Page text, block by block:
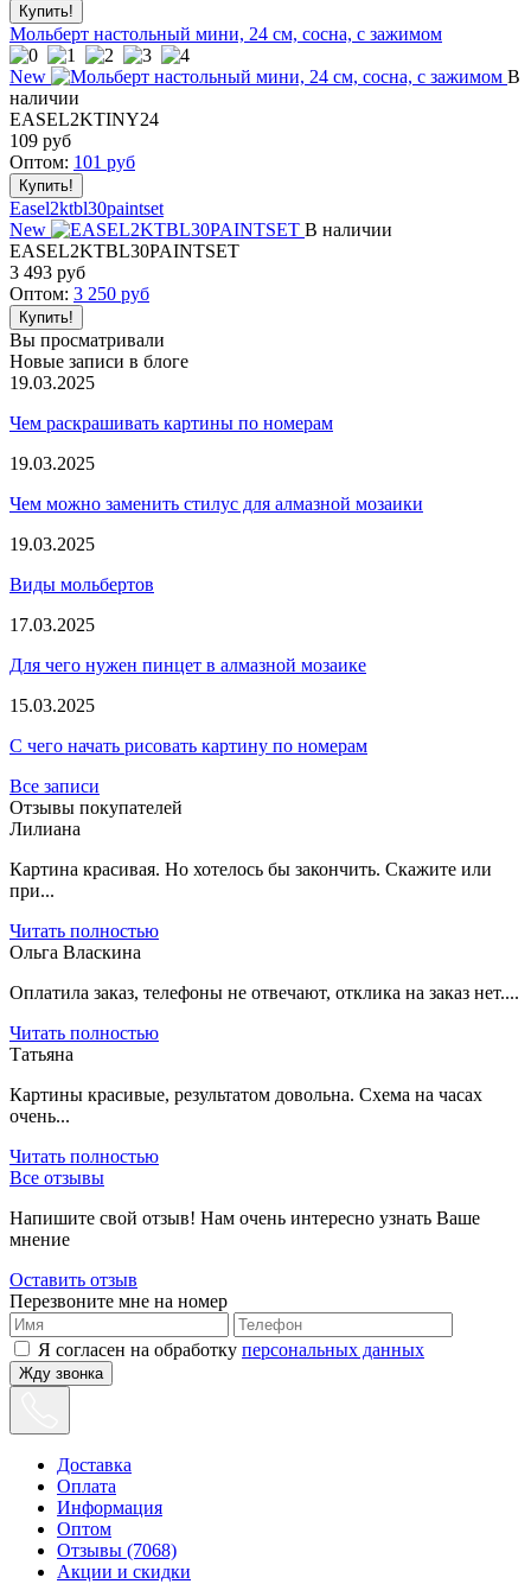
Мольберт настольный мини, 24 см, сосна, с зажимом
New
В
наличии
EASEL2KTINY24
109 руб
Оптом: 101 руб
Easel2ktbl30paintset
New
В наличии
EASEL2KTBL30PAINTSET
3 493 руб
Оптом: 3 250 руб
Вы просматривали
Новые записи в блоге
19.03.2025
Чем раскрашивать картины по номерам
19.03.2025
Чем можно заменить стилус для алмазной мозаики
19.03.2025
Виды мольбертов
17.03.2025
Для чего нужен пинцет в алмазной мозаике
15.03.2025
С чего начать рисовать картину по номерам
Все записи
Отзывы покупателей
Лилиана
Картина красивая. Но хотелось бы закончить. Скажите или
при...
Читать полностью
Ольга Власкина
Оплатила заказ, телефоны не отвечают, отклика на заказ нет....
Читать полностью
Татьяна
Картины красивые, результатом довольна. Схема на часах
очень...
Читать полностью
Все отзывы
Напишите свой отзыв! Нам очень интересно узнать Ваше
мнение
Оставить отзыв
Перезвоните мне на номер
Я согласен на обработку персональных данных
Жду звонка
Доставка
Оплата
Информация
Оптом
Отзывы (7068)
Акции и скидки